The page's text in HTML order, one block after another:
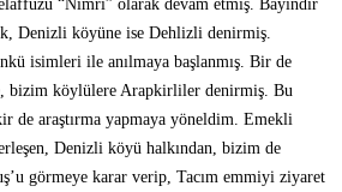
“Nimri” olarak devam etmiş. Bayındır
Denizli köyüne ise Dehlizli denirmiş.
isimleri ile anılmaya başlanmış. Bir de
bizim köylülere Arapkirliler denirmiş. Bu
de araştırma yapmaya yöneldim. Emekli
Denizli köyü halkından, bizim de
görmeye karar verip, Tacım emmiyi ziyaret